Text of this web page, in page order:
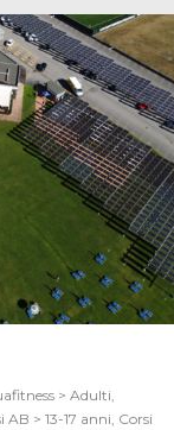
> Adulti,
AB > 13-17 anni, Corsi